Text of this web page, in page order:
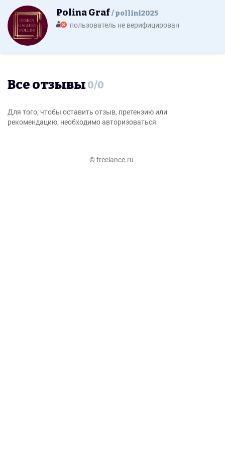
Polina Graf pollini2025
пользователь не верифицирован
Все отзывы 0/0
Для того, чтобы оставить отзыв, претензию или
рекомендацию, необходимо авторизоваться
© freelance.ru